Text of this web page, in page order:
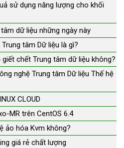
sử dụng năng lượng cho khối
dữ liệu những ngày này
tâm Dữ liệu là gì?
chết Trung tâm dữ liệu không?
nghệ Trung tâm Dữ liệu Thế hệ
CLOUD
MR trên CentOS 6.4
ảo hóa Kvm không?
giá rẻ chất lượng